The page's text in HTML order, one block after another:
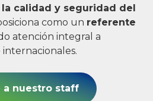
calidad y seguridad del
como un referente
atención integral a
internacionales.
a nuestro staff